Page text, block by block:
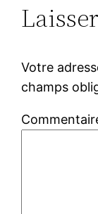
Votre
champs